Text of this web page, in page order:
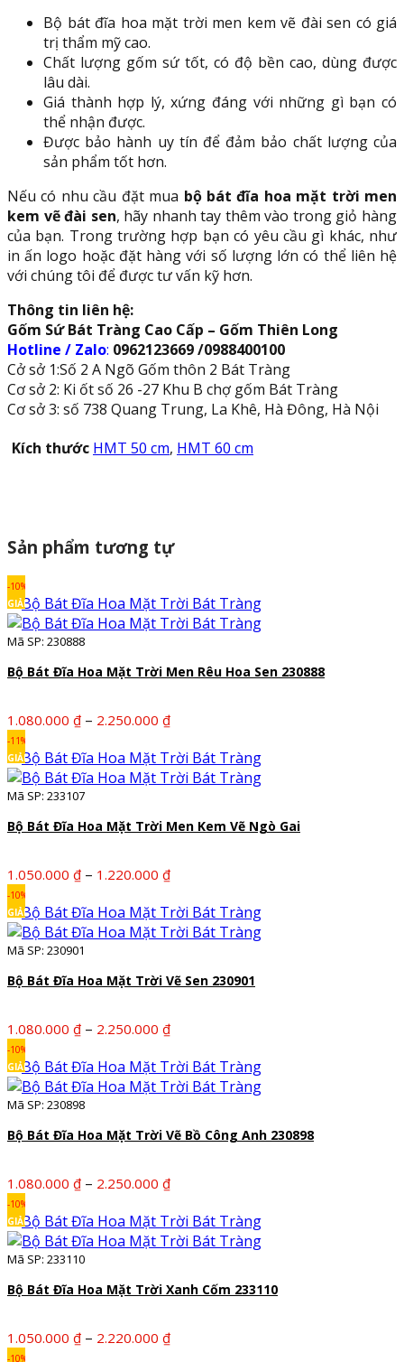
Bộ bát đĩa hoa mặt trời men kem vẽ đài sen có giá
trị thẩm mỹ cao.
Chất lượng gốm sứ tốt, có độ bền cao, dùng được
lâu dài.
Giá thành hợp lý, xứng đáng với những gì bạn có
thể nhận được.
Được bảo hành uy tín để đảm bảo chất lượng của
sản phẩm tốt hơn.
Nếu có nhu cầu đặt mua bộ bát đĩa hoa mặt trời men
kem vẽ đài sen, hãy nhanh tay thêm vào trong giỏ hàng
của bạn. Trong trường hợp bạn có yêu cầu gì khác, như
in ấn logo hoặc đặt hàng với số lượng lớn có thể liên hệ
với chúng tôi để được tư vấn kỹ hơn.
Thông tin liên hệ:
Gốm Sứ Bát Tràng Cao Cấp – Gốm Thiên Long
Hotline / Zalo: 0962123669 /0988400100
Cở sở 1:Số 2 A Ngõ Gốm thôn 2 Bát Tràng
Cơ sở 2: Ki ốt số 26 -27 Khu B chợ gốm Bát Tràng
Cơ sở 3: số 738 Quang Trung, La Khê, Hà Đông, Hà Nội
Kích thước HMT 50 cm, HMT 60 cm
Sản phẩm tương tự
-10%
GIẢM
Mã SP: 230888
Bộ Bát Đĩa Hoa Mặt Trời Men Rêu Hoa Sen 230888
1.080.000 ₫ – 2.250.000 ₫Khoảng
từ
1.080.000 ₫
2.250.000 ₫
-11%
GIẢM
Mã SP: 233107
Bộ Bát Đĩa Hoa Mặt Trời Men Kem Vẽ Ngò Gai
1.050.000 ₫ – 1.220.000 ₫Khoảng
từ
1.050.000 ₫
1.220.000 ₫
-10%
GIẢM
Mã SP: 230901
Bộ Bát Đĩa Hoa Mặt Trời Vẽ Sen 230901
1.080.000 ₫ – 2.250.000 ₫Khoảng
từ
1.080.000 ₫
2.250.000 ₫
-10%
GIẢM
Mã SP: 230898
Bộ Bát Đĩa Hoa Mặt Trời Vẽ Bồ Công Anh 230898
1.080.000 ₫ – 2.250.000 ₫Khoảng
từ
1.080.000 ₫
2.250.000 ₫
-10%
GIẢM
Mã SP: 233110
Bộ Bát Đĩa Hoa Mặt Trời Xanh Cốm 233110
1.050.000 ₫ – 2.220.000 ₫Khoảng
-10%